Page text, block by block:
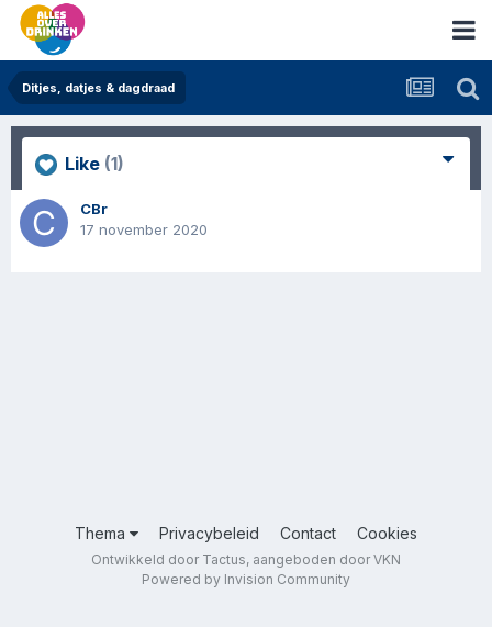
Ditjes, datjes & dagdraad
Like (1)
CBr
17 november 2020
Thema Privacybeleid Contact Cookies
Ontwikkeld door Tactus, aangeboden door VKN
Powered by Invision Community